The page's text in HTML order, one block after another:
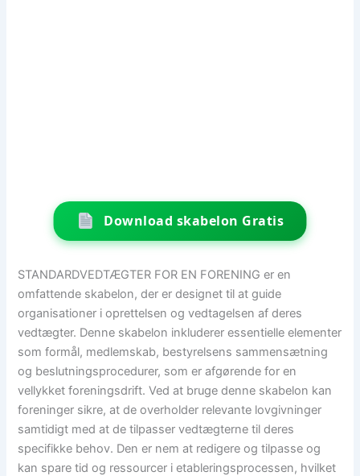
Download skabelon Gratis
STANDARDVEDTÆGTER FOR EN FORENING er en
omfattende skabelon, der er designet til at guide
organisationer i oprettelsen og vedtagelsen af deres
vedtægter. Denne skabelon inkluderer essentielle elementer
som formål, medlemskab, bestyrelsens sammensætning
og beslutningsprocedurer, som er afgørende for en
vellykket foreningsdrift. Ved at bruge denne skabelon kan
foreninger sikre, at de overholder relevante lovgivninger
samtidigt med at de tilpasser vedtægterne til deres
specifikke behov. Den er nem at redigere og tilpasse og
kan spare tid og ressourcer i etableringsprocessen, hvilket